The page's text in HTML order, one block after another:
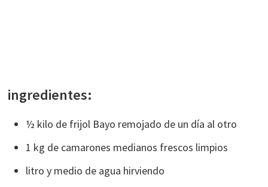
ingredientes:
½ kilo de frijol Bayo remojado de un día al otro
1 kg de camarones medianos frescos limpios
litro y medio de agua hirviendo